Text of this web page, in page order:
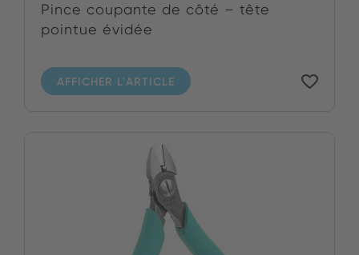
Pince coupante de côté – tête
pointue évidée
AFFICHER L'ARTICLE